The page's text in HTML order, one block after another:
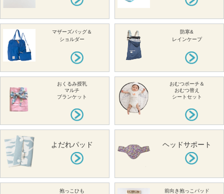
マザーズバッグ＆
ショルダー
防寒&
レインケープ
おくるみ授乳
マルチ
ブランケット
おむつポーチ＆
おむつ替え
シートセット
よだれパッド ヘッドサポート
抱っこひも
前向き抱っこパッド